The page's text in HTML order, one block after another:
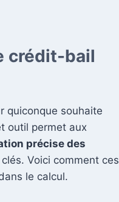
crédit-bail
quiconque souhaite
outil permet aux
précise des
Voici comment ces
le calcul.